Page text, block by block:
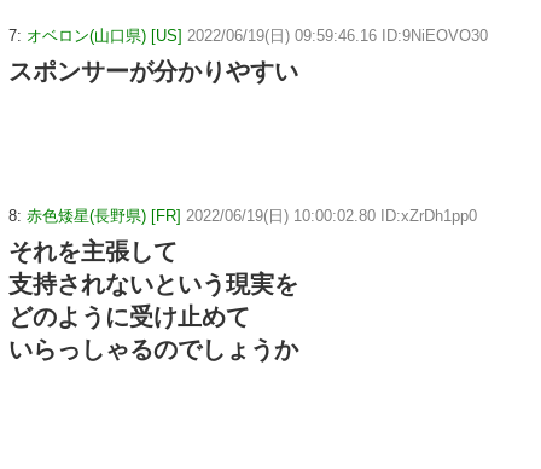
7: オベロン(山口県) [US] 2022/06/19(日) 09:59:46.16 ID:9NiEOVO30
スポンサーが分かりやすい
8: 赤色矮星(長野県) [FR] 2022/06/19(日) 10:00:02.80 ID:xZrDh1pp0
それを主張して
支持されないという現実を
どのように受け止めて
いらっしゃるのでしょうか